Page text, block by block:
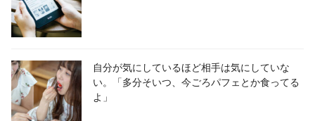
自分が気にしているほど相手は気にしていな
い。「多分そいつ、今ごろパフェとか食ってる
よ」